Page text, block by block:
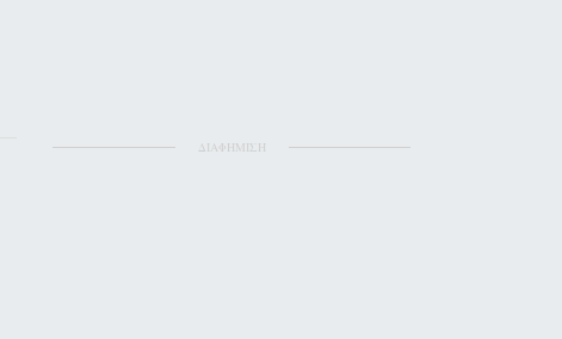
ΔΙΑΦΗΜΙΣΗ